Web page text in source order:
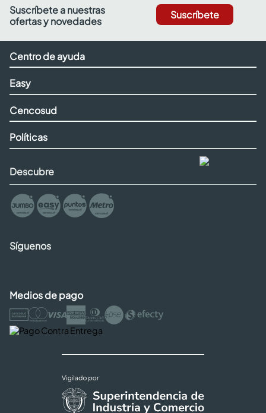
Suscríbete a nuestras
ofertas y novedades
Suscríbete
Centro de ayuda
Easy
Cencosud
Políticas
Descubre
Síguenos
Medios de pago